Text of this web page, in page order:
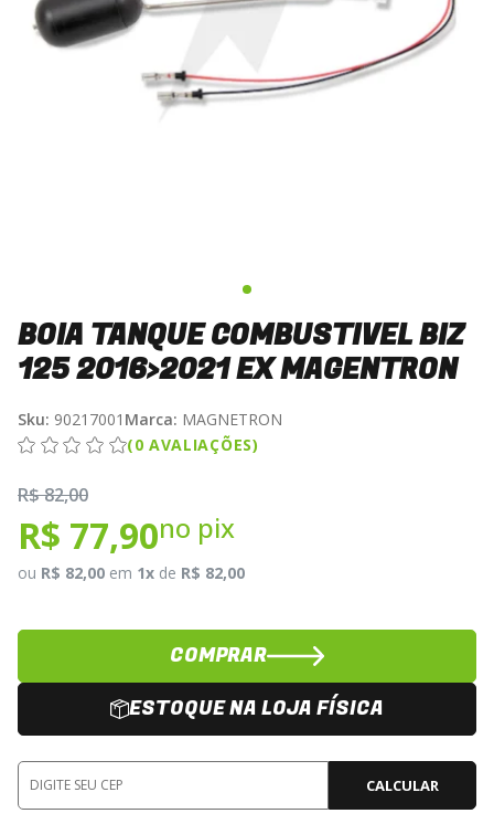
BOIA TANQUE COMBUSTIVEL BIZ
125 2016>2021 EX MAGENTRON
Sku: 90217001 Marca: MAGNETRON
(0 AVALIAÇÕES)
R$ 82,00
R$ 77,90no pix
ou R$ 82,00 em 1x de R$ 82,00
COMPRAR
ESTOQUE NA LOJA FÍSICA
CALCULAR